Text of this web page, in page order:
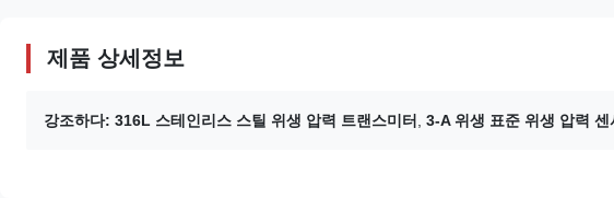
제품 상세정보
강조하다: 316L 스테인리스 스틸 위생 압력 트랜스미터 3-A 위생 표준 위생 압력 센